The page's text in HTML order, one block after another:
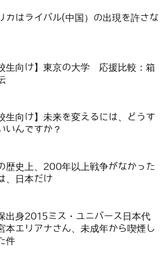
カはライバル(中国）の出現を許さな
生向け】東京の大学 応援比較：箱
生向け】未来を変えるには、どうす
いんですか？
歴史上、200年以上戦争がなかった
、日本だけ
出身2015ミス・ユニバース日本代
本エリアナさん、未成年から喫煙し
件